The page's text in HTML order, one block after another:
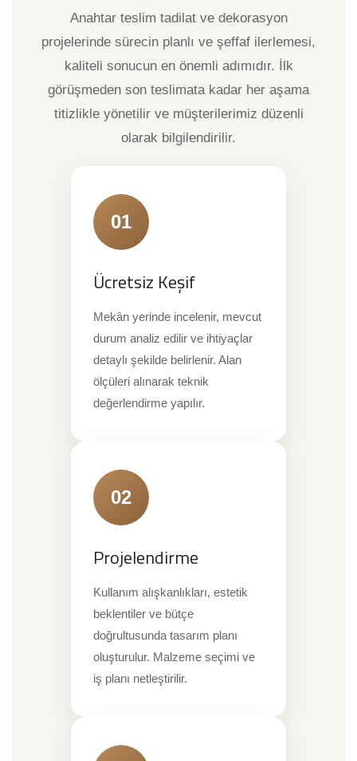
Anahtar teslim tadilat ve dekorasyon
projelerinde sürecin planlı ve şeffaf ilerlemesi,
kaliteli sonucun en önemli adımıdır. İlk
görüşmeden son teslimata kadar her aşama
titizlikle yönetilir ve müşterilerimiz düzenli
olarak bilgilendirilir.
01
Ücretsiz Keşif
Mekân yerinde incelenir, mevcut
durum analiz edilir ve ihtiyaçlar
detaylı şekilde belirlenir. Alan
ölçüleri alınarak teknik
değerlendirme yapılır.
02
Projelendirme
Kullanım alışkanlıkları, estetik
beklentiler ve bütçe
doğrultusunda tasarım planı
oluşturulur. Malzeme seçimi ve
iş planı netleştirilir.